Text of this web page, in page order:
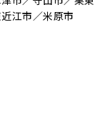
江市／米原市